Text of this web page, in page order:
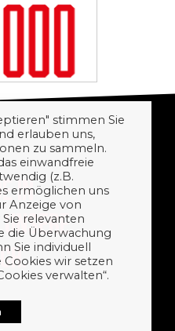
IN
stimmen Sie
erlauben uns,
zu sammeln.
einwandfreie
(z.B.
ermöglichen uns
Anzeige von
relevanten
die Überwachung
Sie individuell
wir setzen
verwalten“.